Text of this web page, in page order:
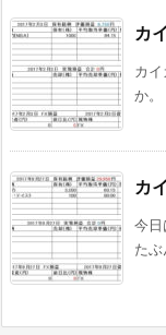
カ
カ
か。
カ
今日
た